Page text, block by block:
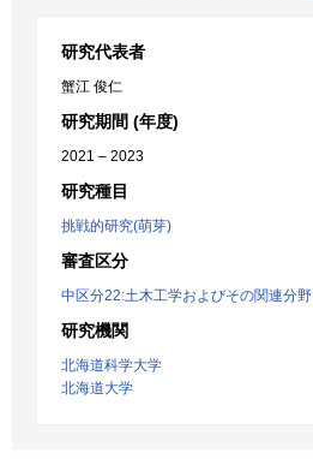
研究代表者
蟹江 俊仁
研究期間 (年度)
2021 – 2023
研究種目
挑戦的研究(萌芽)
審査区分
中区分22:土木工学およびその関連分野
研究機関
北海道科学大学
北海道大学